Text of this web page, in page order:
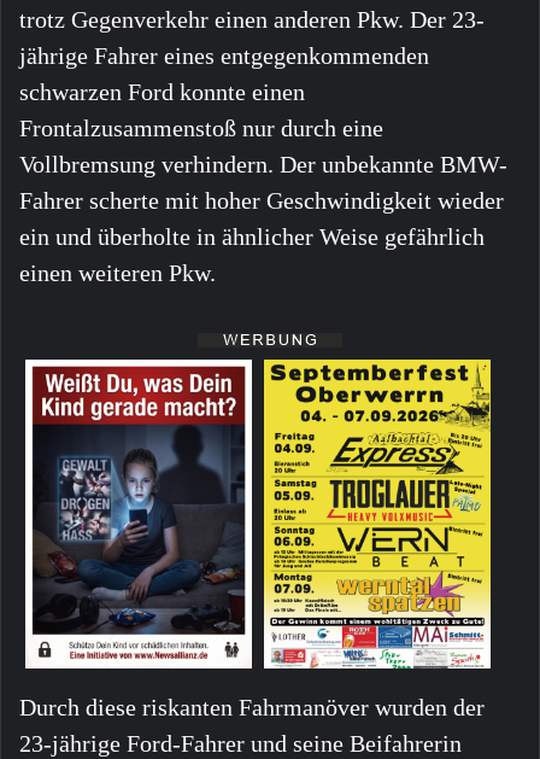
trotz Gegenverkehr einen anderen Pkw. Der 23-
jährige Fahrer eines entgegenkommenden
schwarzen Ford konnte einen
Frontalzusammenstoß nur durch eine
Vollbremsung verhindern. Der unbekannte BMW-
Fahrer scherte mit hoher Geschwindigkeit wieder
ein und überholte in ähnlicher Weise gefährlich
einen weiteren Pkw.
Durch diese riskanten Fahrmanöver wurden der
23-jährige Ford-Fahrer und seine Beifahrerin